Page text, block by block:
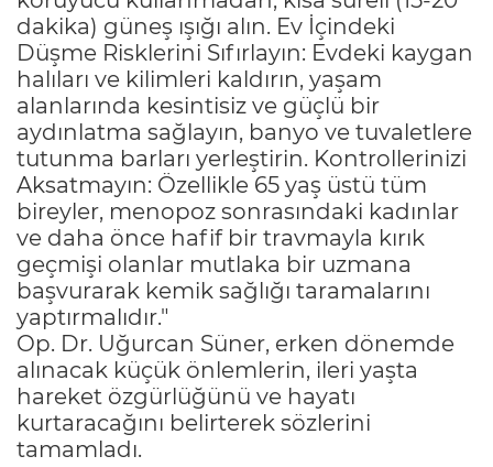
dakika) güneş ışığı alın. Ev İçindeki
Düşme Risklerini Sıfırlayın: Evdeki kaygan
halıları ve kilimleri kaldırın, yaşam
alanlarında kesintisiz ve güçlü bir
aydınlatma sağlayın, banyo ve tuvaletlere
tutunma barları yerleştirin. Kontrollerinizi
Aksatmayın: Özellikle 65 yaş üstü tüm
bireyler, menopoz sonrasındaki kadınlar
ve daha önce hafif bir travmayla kırık
geçmişi olanlar mutlaka bir uzmana
başvurarak kemik sağlığı taramalarını
yaptırmalıdır."
Op. Dr. Uğurcan Süner, erken dönemde
alınacak küçük önlemlerin, ileri yaşta
hareket özgürlüğünü ve hayatı
kurtaracağını belirterek sözlerini
tamamladı.